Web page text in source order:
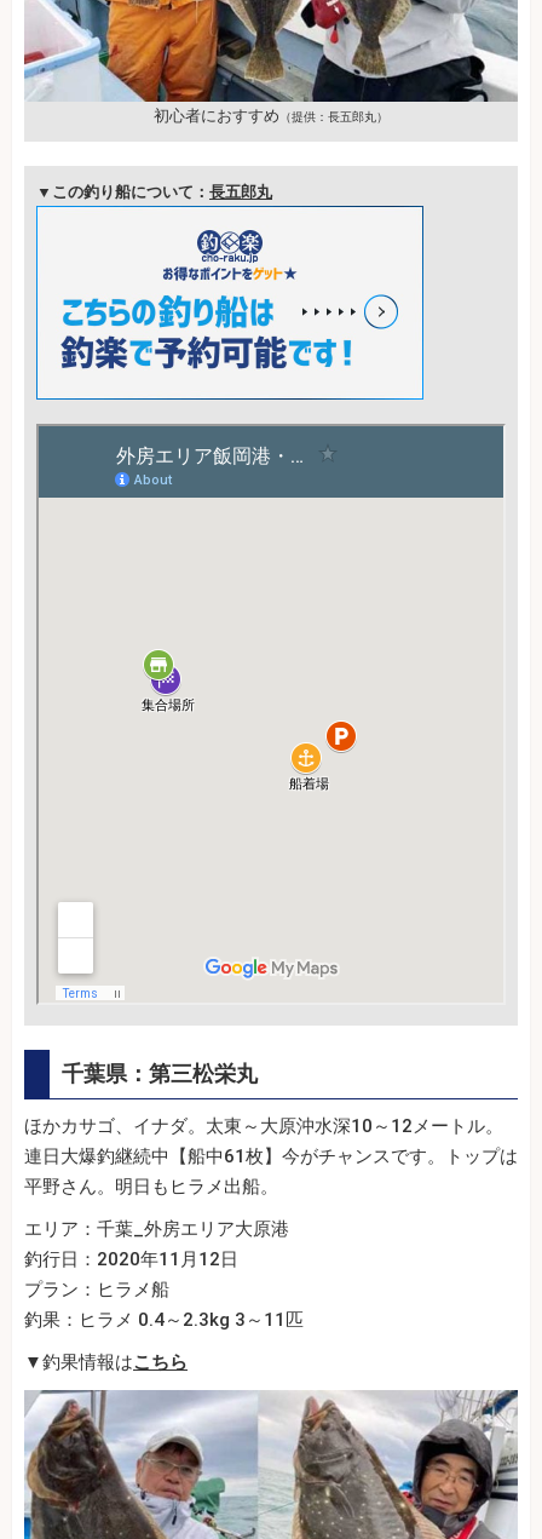
初心者におすすめ （提供：長五郎丸）
▼この釣り船について： 長五郎丸
千葉県：第三松栄丸
ほかカサゴ、イナダ。太東～大原沖水深10～12メートル。
連日大爆釣継続中【船中61枚】今がチャンスです。トップは
平野さん。明日もヒラメ出船。
エリア：千葉_外房エリア大原港
釣行日：2020年11月12日
プラン：ヒラメ船
釣果：ヒラメ 0.4～2.3kg 3～11匹
▼釣果情報はこちら